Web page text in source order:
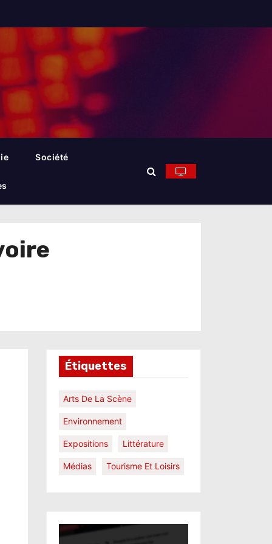
Société
Étiquettes
Arts De La Scène
Environnement
Expositions Littérature
Médias Tourisme Et Loisirs